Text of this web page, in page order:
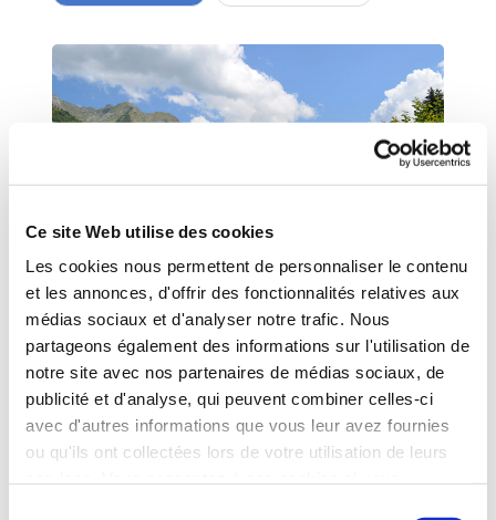
Ce site Web utilise des cookies
Les cookies nous permettent de personnaliser le contenu
et les annonces, d'offrir des fonctionnalités relatives aux
médias sociaux et d'analyser notre trafic. Nous
partageons également des informations sur l'utilisation de
notre site avec nos partenaires de médias sociaux, de
publicité et d'analyse, qui peuvent combiner celles-ci
avec d'autres informations que vous leur avez fournies
ou qu'ils ont collectées lors de votre utilisation de leurs
AULUS-LES-BAINS-Ariege- Occitanie
AULUS-LES-BAINS - Etablissement thermal
Plus d’infos sur l’établissement
Me faire rappeler Envoyer un e-mail